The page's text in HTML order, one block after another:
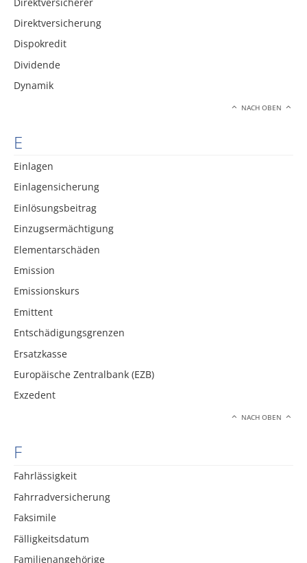
Direktversicherung
Dispokredit
Dividende
Dynamik
NACH OBEN
E
Einlagen
Einlagensicherung
Einlösungsbeitrag
Einzugsermächtigung
Elementarschäden
Emission
Emissionskurs
Emittent
Entschädigungsgrenzen
Ersatzkasse
Europäische Zentralbank (EZB)
Exzedent
NACH OBEN
F
Fahrlässigkeit
Fahrradversicherung
Faksimile
Fälligkeitsdatum
Familienangehörige